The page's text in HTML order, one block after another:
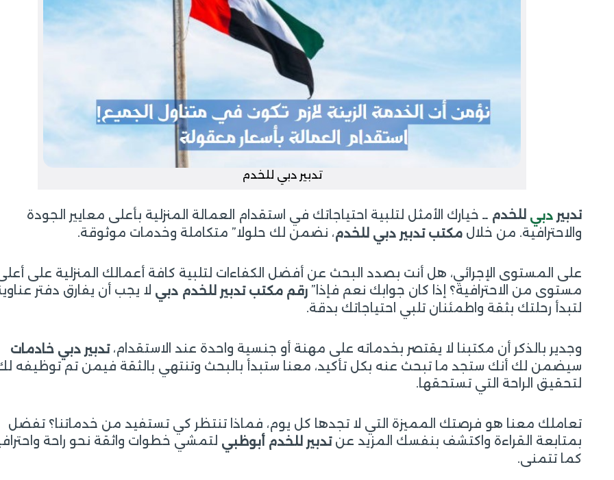
تدبير دبي للخدم
تدبيردبي للخدم ــ خيارك الأمثل لتلبية احتياجاتك في استقدام العمالة المنزلية بأعلى معايير الجودة
والاحترافية. من خلالمكتب تدبير دبي للخدم، نضمن لك حلولا” متكاملة وخدمات موثوقة.
على المستوى الإجرائي، هل أنت بصدد البحث عن أفضل الكفاءات لتلبية كافة أعمالك المنزلية على
مستوى من الاحترافية؟ إذا كان جوابك نعم فإذا”رقم مكتب تدبير للخدم دبي لا يجب أن يفارق دفتر
لتبدأ رحلتك بثقة واطمئنان تلبي احتياجاتك بدقة.
وجدير بالذكر أن مكتبنا لا يقتصر بخدماته على مهنة أو جنسية واحدة عند الاستقدام،تدبير دبي خادمات
سيضمن لك أنك ستجد ما تبحث عنه بكل تأكيد، معنا ستبدأ بالبحث وتنتهي بالثقة فيمن تم توظيفه
لتحقيق الراحة التي تستحقها.
تعاملك معنا هو فرصتك المميزة التي لا تجدها كل يوم، فماذا تنتظر كي تستفيد من خدماتنا؟ تفضل
بمتابعة القراءة واكتشف بنفسك المزيد عنتدبير للخدم أبوظبي لتمشي خطوات واثقة نحو راحة
كما تتمنى.